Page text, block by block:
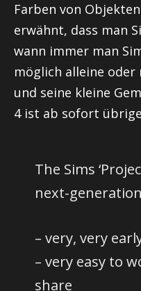
Farben von
erwähnt, dass man
wann immer man
möglich alleine
und seine kleine
4 ist ab sofort
The Sims
next-
– very, very
– very easy to
share